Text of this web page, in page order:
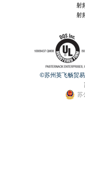
射
射
©苏州英飞畅贸
苏